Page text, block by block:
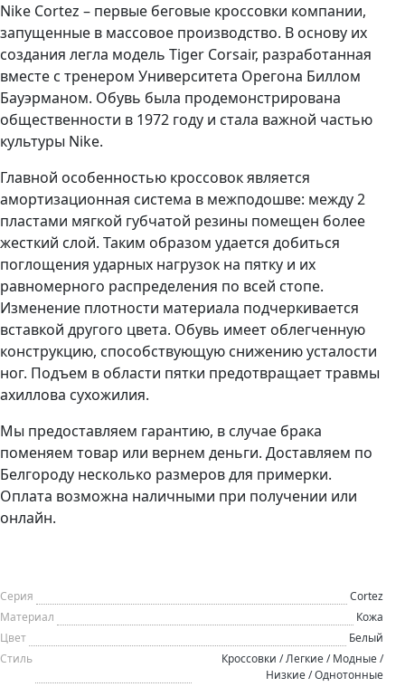
Nike Cortez – первые беговые кроссовки компании,
запущенные в массовое производство. В основу их
создания легла модель Tiger Corsair, разработанная
вместе с тренером Университета Орегона Биллом
Бауэрманом. Обувь была продемонстрирована
общественности в 1972 году и стала важной частью
культуры Nike.
Главной особенностью кроссовок является
амортизационная система в межподошве: между 2
пластами мягкой губчатой резины помещен более
жесткий слой. Таким образом удается добиться
поглощения ударных нагрузок на пятку и их
равномерного распределения по всей стопе.
Изменение плотности материала подчеркивается
вставкой другого цвета. Обувь имеет облегченную
конструкцию, способствующую снижению усталости
ног. Подъем в области пятки предотвращает травмы
ахиллова сухожилия.
Мы предоставляем гарантию, в случае брака
поменяем товар или вернем деньги. Доставляем по
Белгороду несколько размеров для примерки.
Оплата возможна наличными при получении или
онлайн.
Серия
Cortez
Материал
Кожа
Цвет
Белый
Стиль
Кроссовки / Легкие / Модные /
Низкие / Однотонные